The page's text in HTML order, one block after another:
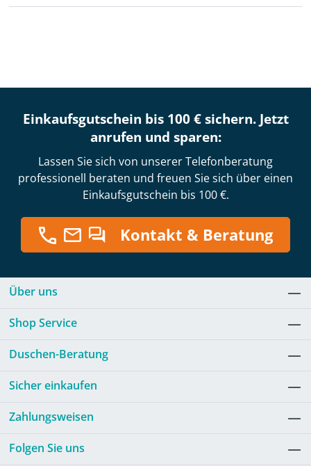
Einkaufsgutschein bis 100 € sichern. Jetzt
anrufen und sparen:
Lassen Sie sich von unserer Telefonberatung
professionell beraten und freuen Sie sich über einen
Einkaufsgutschein bis 100 €.
Kontakt & Beratung
Über uns
Shop Service
Duschen-Beratung
Sicher einkaufen
Zahlungsweisen
Folgen Sie uns